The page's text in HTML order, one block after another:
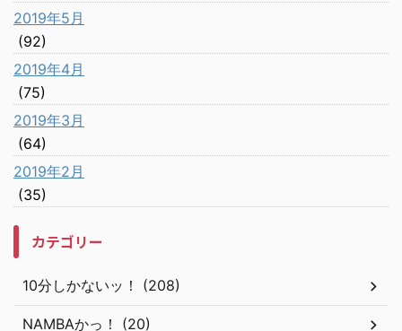
2019年5月
(92)
2019年4月
(75)
2019年3月
(64)
2019年2月
(35)
カテゴリー
10分しかないッ！ (208)
NAMBAかっ！ (20)